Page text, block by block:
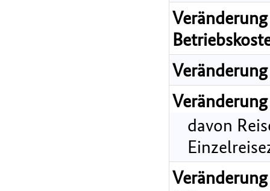
davon